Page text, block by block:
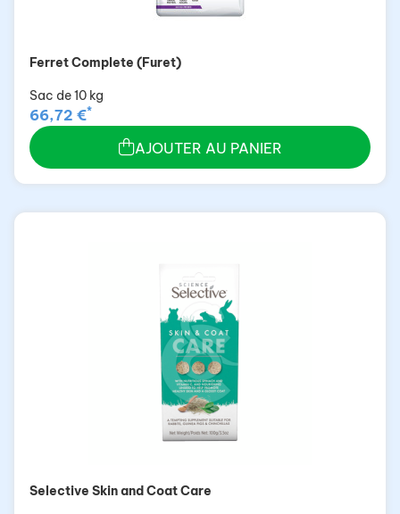
Ferret Complete (Furet)
Sac de 10 kg
66,72 €*
AJOUTER AU PANIER
Selective Skin and Coat Care